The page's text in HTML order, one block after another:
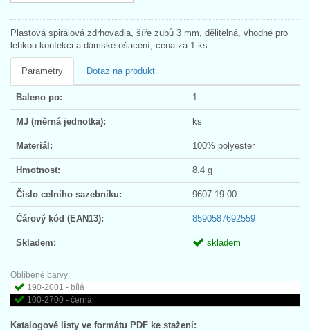
Plastová spirálová zdrhovadla, šíře zubů 3 mm, dělitelná, vhodné pro
lehkou konfekci a dámské ošacení, cena za 1 ks.
Parametry Dotaz na produkt
Baleno po: 1
MJ (měrná jednotka): ks
Materiál: 100% polyester
Hmotnost: 8.4 g
Číslo celního sazebníku: 9607 19 00
Čárový kód (EAN13): 8590587692559
Skladem: skladem
Oblíbené barvy:
190-2001 - bílá
100-2700 - černá
Katalogové listy ve formátu PDF ke stažení: